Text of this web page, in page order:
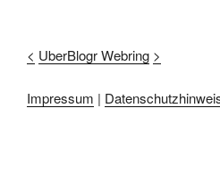
< UberBlogr Webring >
Impressum |